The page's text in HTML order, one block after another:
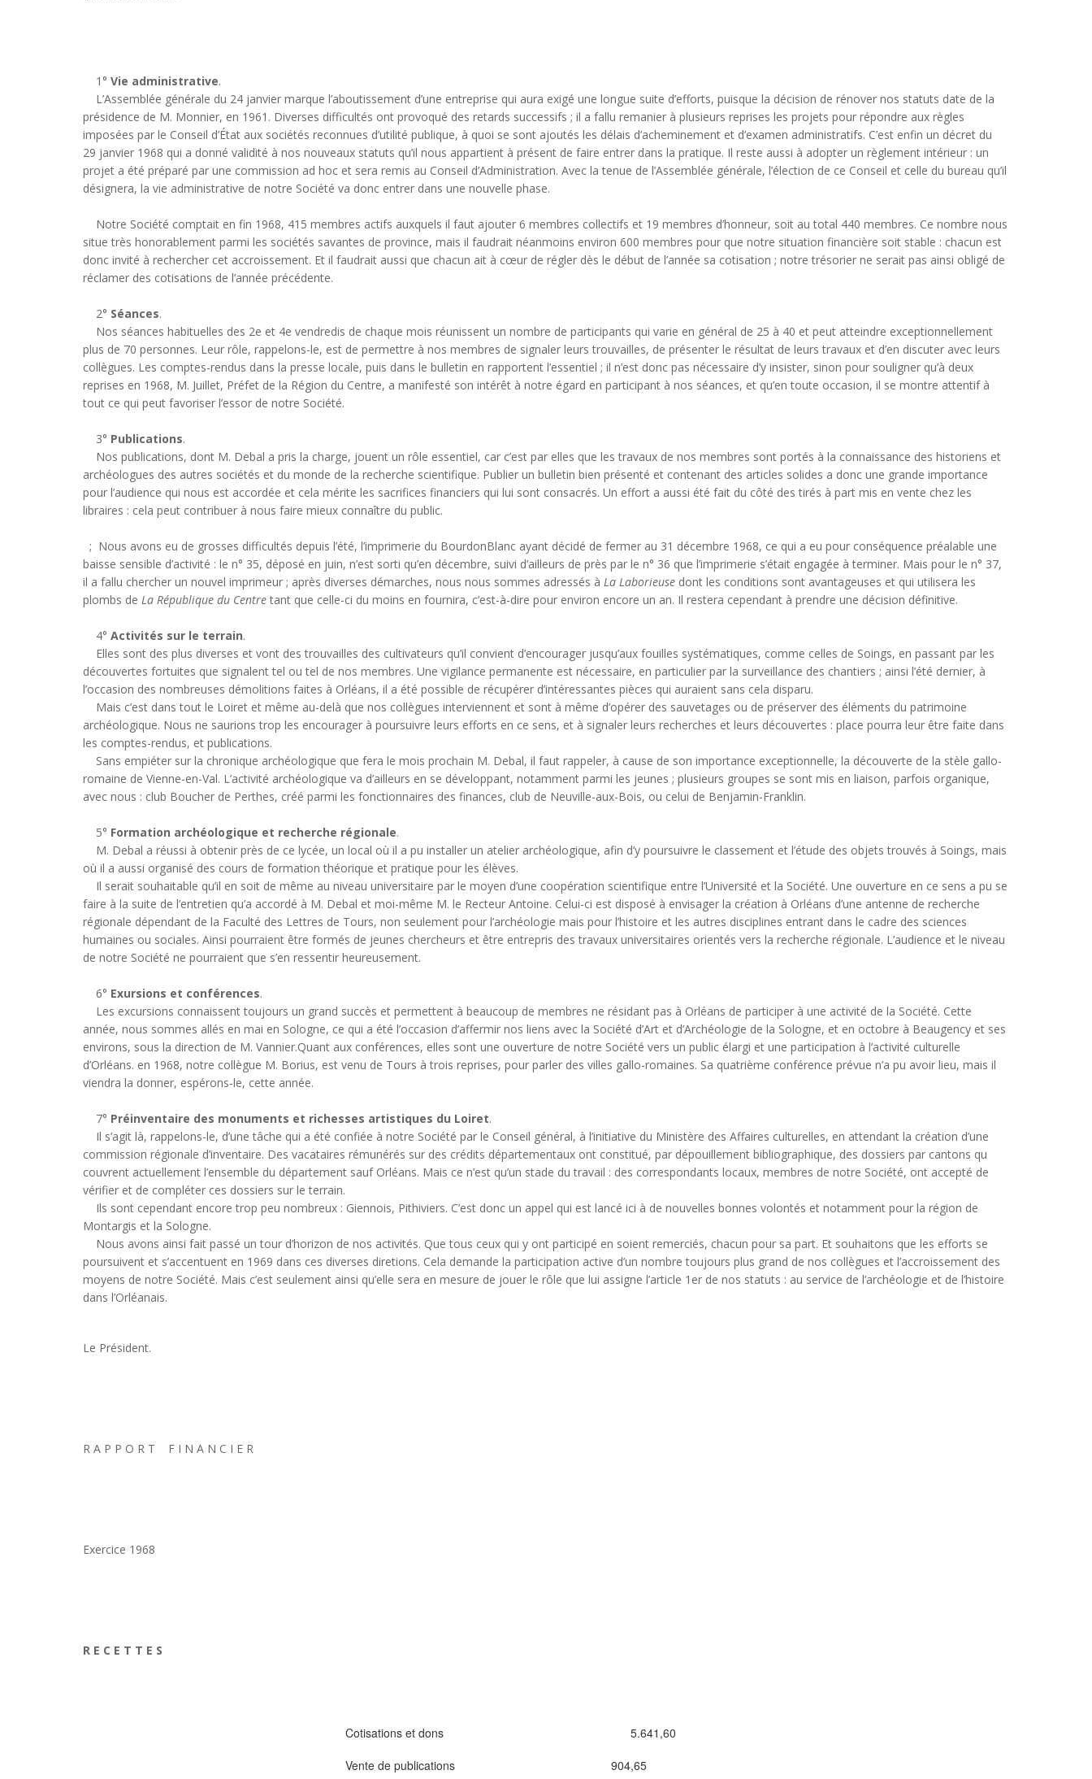
1° Vie administrative.
L’Assemblée générale du 24 janvier marque l’aboutissement d’une entreprise qui aura exigé une longue suite d’efforts, puisque la décision de rénover nos statuts date de la
présidence de M. Monnier, en 1961. Diverses difficultés ont provoqué des retards successifs ; il a fallu remanier à plusieurs reprises les projets pour répondre aux règles
imposées par le Conseil d’État aux sociétés reconnues d’utilité publique, à quoi se sont ajoutés les délais d’acheminement et d’examen administratifs. C’est enfin un décret du
29 janvier 1968 qui a donné validité à nos nouveaux statuts qu’il nous appartient à présent de faire entrer dans la pratique. Il reste aussi à adopter un règlement intérieur : un
projet a été préparé par une commission ad hoc et sera remis au Conseil d’Administration. Avec la tenue de l’Assemblée générale, l’élection de ce Conseil et celle du bureau qu’il
désignera, la vie administrative de notre Société va donc entrer dans une nouvelle phase.
Notre Société comptait en fin 1968, 415 membres actifs auxquels il faut ajouter 6 membres collectifs et 19 membres d’honneur, soit au total 440 membres. Ce nombre nous
situe très honorablement parmi les sociétés savantes de province, mais il faudrait néanmoins environ 600 membres pour que notre situation financière soit stable : chacun est
donc invité à rechercher cet accroissement. Et il faudrait aussi que chacun ait à cœur de régler dès le début de l’année sa cotisation ; notre trésorier ne serait pas ainsi obligé de
réclamer des cotisations de l’année précédente.
2° Séances.
Nos séances habituelles des 2e et 4e vendredis de chaque mois réunissent un nombre de participants qui varie en général de 25 à 40 et peut atteindre exceptionnellement
plus de 70 personnes. Leur rôle, rappelons-le, est de permettre à nos membres de signaler leurs trouvailles, de présenter le résultat de leurs travaux et d’en discuter avec leurs
collègues. Les comptes-rendus dans la presse locale, puis dans le bulletin en rapportent l’essentiel ; il n’est donc pas nécessaire d’y insister, sinon pour souligner qu’à deux
reprises en 1968, M. Juillet, Préfet de la Région du Centre, a manifesté son intérêt à notre égard en participant à nos séances, et qu’en toute occasion, il se montre attentif à
tout ce qui peut favoriser l’essor de notre Société.
3° Publications.
Nos publications, dont M. Debal a pris la charge, jouent un rôle essentiel, car c’est par elles que les travaux de nos membres sont portés à la connaissance des historiens et
archéologues des autres sociétés et du monde de la recherche scientifique. Publier un bulletin bien présenté et contenant des articles solides a donc une grande importance
pour l’audience qui nous est accordée et cela mérite les sacrifices financiers qui lui sont consacrés. Un effort a aussi été fait du côté des tirés à part mis en vente chez les
libraires : cela peut contribuer à nous faire mieux connaître du public.
; Nous avons eu de grosses difficultés depuis l’été, l’imprimerie du BourdonBlanc ayant décidé de fermer au 31 décembre 1968, ce qui a eu pour conséquence préalable une
baisse sensible d’activité : le n° 35, déposé en juin, n’est sorti qu’en décembre, suivi d’ailleurs de près par le n° 36 que l’imprimerie s’était engagée à terminer. Mais pour le n° 37,
il a fallu chercher un nouvel imprimeur ; après diverses démarches, nous nous sommes adressés à La Laborieuse dont les conditions sont avantageuses et qui utilisera les
plombs de La République du Centretant que celle-ci du moins en fournira, c’est-à-dire pour environ encore un an. Il restera cependant à prendre une décision définitive.
4° Activités sur le terrain.
Elles sont des plus diverses et vont des trouvailles des cultivateurs qu’il convient d’encourager jusqu’aux fouilles systématiques, comme celles de Soings, en passant par les
découvertes fortuites que signalent tel ou tel de nos membres. Une vigilance permanente est nécessaire, en particulier par la surveillance des chantiers ; ainsi l’été dernier, à
l’occasion des nombreuses démolitions faites à Orléans, il a été possible de récupérer d’intéressantes pièces qui auraient sans cela disparu.
Mais c’est dans tout le Loiret et même au-delà que nos collègues interviennent et sont à même d’opérer des sauvetages ou de préserver des éléments du patrimoine
archéologique. Nous ne saurions trop les encourager à poursuivre leurs efforts en ce sens, et à signaler leurs recherches et leurs découvertes : place pourra leur être faite dans
les comptes-rendus, et publications.
Sans empiéter sur la chronique archéologique que fera le mois prochain M. Debal, il faut rappeler, à cause de son importance exceptionnelle, la découverte de la stèle gallo-
romaine de Vienne-en-Val. L’activité archéologique va d’ailleurs en se développant, notamment parmi les jeunes ; plusieurs groupes se sont mis en liaison, parfois organique,
avec nous : club Boucher de Perthes, créé parmi les fonctionnaires des finances, club de Neuville-aux-Bois, ou celui de Benjamin-Franklin.
5° Formation archéologique et recherche régionale.
M. Debal a réussi à obtenir près de ce lycée, un local où il a pu installer un atelier archéologique, afin d’y poursuivre le classement et l’étude des objets trouvés à Soings, mais
où il a aussi organisé des cours de formation théorique et pratique pour les élèves.
Il serait souhaitable qu’il en soit de même au niveau universitaire par le moyen d’une coopération scientifique entre l’Université et la Société. Une ouverture en ce sens a pu se
faire à la suite de l’entretien qu’a accordé à M. Debal et moi-même M. le Recteur Antoine. Celui-ci est disposé à envisager la création à Orléans d’une antenne de recherche
régionale dépendant de la Faculté des Lettres de Tours, non seulement pour l’archéologie mais pour l’histoire et les autres disciplines entrant dans le cadre des sciences
humaines ou sociales. Ainsi pourraient être formés de jeunes chercheurs et être entrepris des travaux universitaires orientés vers la recherche régionale. L’audience et le niveau
de notre Société ne pourraient que s’en ressentir heureusement.
6° Exursions et conférences.
Les excursions connaissent toujours un grand succès et permettent à beaucoup de membres ne résidant pas à Orléans de participer à une activité de la Société. Cette
année, nous sommes allés en mai en Sologne, ce qui a été l’occasion d’affermir nos liens avec la Société d’Art et d’Archéologie de la Sologne, et en octobre à Beaugency et ses
environs, sous la direction de M. Vannier.Quant aux conférences, elles sont une ouverture de notre Société vers un public élargi et une participation à l’activité culturelle
d’Orléans. en 1968, notre collègue M. Borius, est venu de Tours à trois reprises, pour parler des villes gallo-romaines. Sa quatrième conférence prévue n’a pu avoir lieu, mais il
viendra la donner, espérons-le, cette année.
7° Préinventaire des monuments et richesses artistiques du Loiret.
Il s’agit là, rappelons-le, d’une tâche qui a été confiée à notre Société par le Conseil général, à l’initiative du Ministère des Affaires culturelles, en attendant la création d’une
commission régionale d’inventaire. Des vacataires rémunérés sur des crédits départementaux ont constitué, par dépouillement bibliographique, des dossiers par cantons qu
couvrent actuellement l’ensemble du département sauf Orléans. Mais ce n’est qu’un stade du travail : des correspondants locaux, membres de notre Société, ont accepté de
vérifier et de compléter ces dossiers sur le terrain.
Ils sont cependant encore trop peu nombreux : Giennois, Pithiviers. C’est donc un appel qui est lancé ici à de nouvelles bonnes volontés et notamment pour la région de
Montargis et la Sologne.
Nous avons ainsi fait passé un tour d’horizon de nos activités. Que tous ceux qui y ont participé en soient remerciés, chacun pour sa part. Et souhaitons que les efforts se
poursuivent et s’accentuent en 1969 dans ces diverses diretions. Cela demande la participation active d’un nombre toujours plus grand de nos collègues et l’accroissement des
moyens de notre Société. Mais c’est seulement ainsi qu’elle sera en mesure de jouer le rôle que lui assigne l’article 1er de nos statuts : au service de l’archéologie et de l’histoire
dans l’Orléanais.
Le Président.
R A P P O R T F I N A N C I E R
Exercice 1968
R E C E T T E S
Cotisations et dons
Vente de publications
5.641,60
904,65